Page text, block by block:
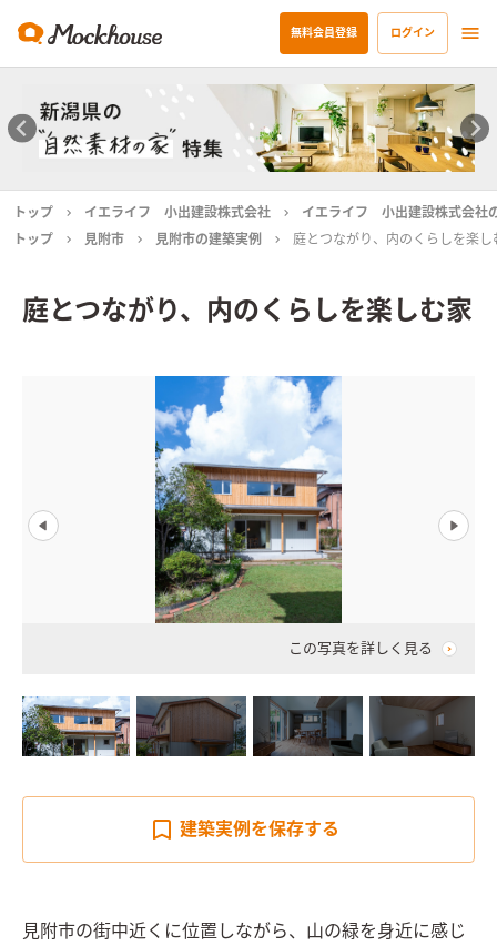
無料会員登録 ログイン
トップ イエライフ 小出建設株式会社
イエライフ 小出建設株式会社
トップ
見附市 見附市の建築実例 庭とつながり、内のくらしを楽し
庭とつながり、内のくらしを楽しむ家
この写真を詳しく見る
建築実例を保存する
見附市の街中近くに位置しながら、山の緑を身近に感じ